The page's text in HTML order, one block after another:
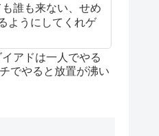
誰も来ない、せめ
ようにしてくれゲ
アドは一人でやる
でやると放置が沸い